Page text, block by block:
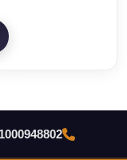
01000948802